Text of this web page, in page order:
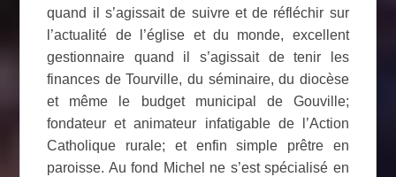
quand il s’agissait de suivre et de réfléchir sur
l’actualité de l’église et du monde, excellent
gestionnaire quand il s’agissait de tenir les
finances de Tourville, du séminaire, du diocèse
et même le budget municipal de Gouville;
fondateur et animateur infatigable de l’Action
Catholique rurale; et enfin simple prêtre en
paroisse. Au fond Michel ne s’est spécialisé en